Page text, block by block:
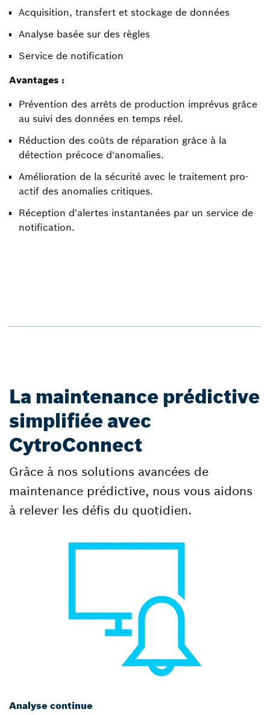
Acquisition, transfert et stockage de données
Analyse basée sur des règles
Service de notification
Avantages :
Prévention des arrêts de production imprévus grâce
au suivi des données en temps réel.
Réduction des coûts de réparation grâce à la
détection précoce d'anomalies.
Amélioration de la sécurité avec le traitement pro-
actif des anomalies critiques.
Réception d'alertes instantanées par un service de
notification.
La maintenance prédictive
simplifiée avec
CytroConnect
Grâce à nos solutions avancées de
maintenance prédictive, nous vous aidons
à relever les défis du quotidien.
Analyse continue